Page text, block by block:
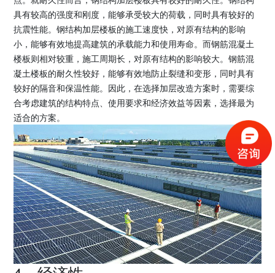
具有较高的强度和刚度，能够承受较大的荷载，同时具有较好的
抗震性能。钢结构加层楼板的施工速度快，对原有结构的影响
小，能够有效地提高建筑的承载能力和使用寿命。而钢筋混凝土
楼板则相对较重，施工周期长，对原有结构的影响较大。钢筋混
凝土楼板的耐久性较好，能够有效地防止裂缝和变形，同时具有
较好的隔音和保温性能。因此，在选择加层改造方案时，需要综
合考虑建筑的结构特点、使用要求和经济效益等因素，选择最为
适合的方案。